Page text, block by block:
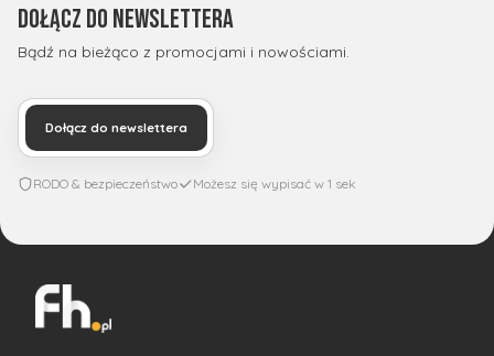
Dołącz do newslettera
Bądź na bieżąco z promocjami i nowościami.
Dołącz do newslettera
RODO & bezpieczeństwo Możesz się wypisać w 1 sek